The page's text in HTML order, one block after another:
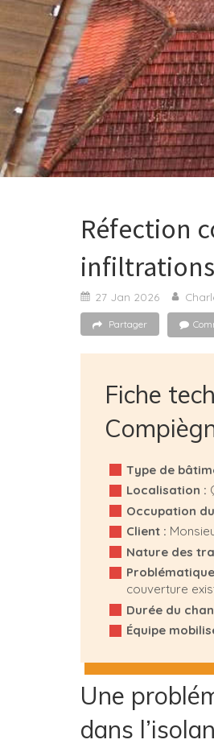
Réfection
27 Jan 2026
Partager
Fiche
Type de
Localisation :
Occupation
Client :
Nature des
couverture
Durée du
Équipe
Une
dans